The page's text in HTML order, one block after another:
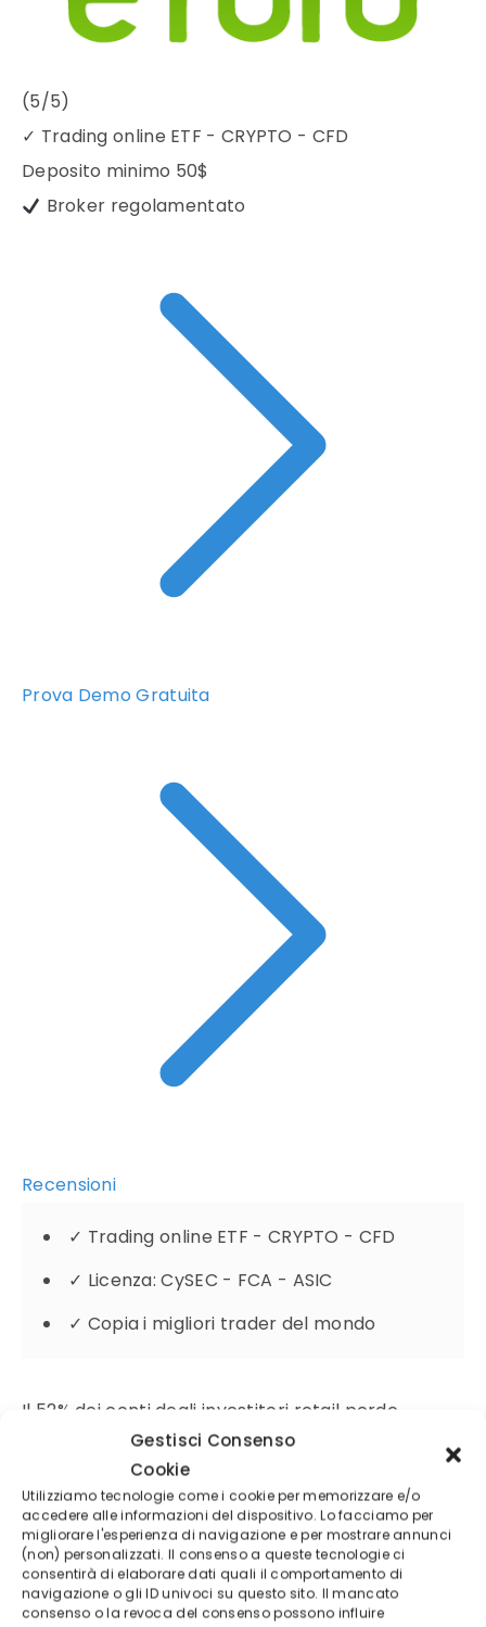
Gestisci Consenso
Cookie
Utilizziamo tecnologie come i cookie per memorizzare e/o
accedere alle informazioni del dispositivo. Lo facciamo per
migliorare l'esperienza di navigazione e per mostrare annunci
(non) personalizzati. Il consenso a queste tecnologie ci
consentirà di elaborare dati quali il comportamento di
navigazione o gli ID univoci su questo sito. Il mancato
consenso o la revoca del consenso possono influire
(5/5)
✓ Trading online ETF - CRYPTO - CFD
Deposito minimo 50$
Broker regolamentato
Prova Demo Gratuita
Recensioni
✓ Trading online ETF - CRYPTO - CFD
✓ Licenza: CySEC - FCA - ASIC
✓ Copia i migliori trader del mondo
Il 52% dei conti degli investitori retail perde
denaro negoziando CFD con questo fornitore
Attenzione:⚠
CFDs are high-risk instruments and may result in
the loss of all your capital.